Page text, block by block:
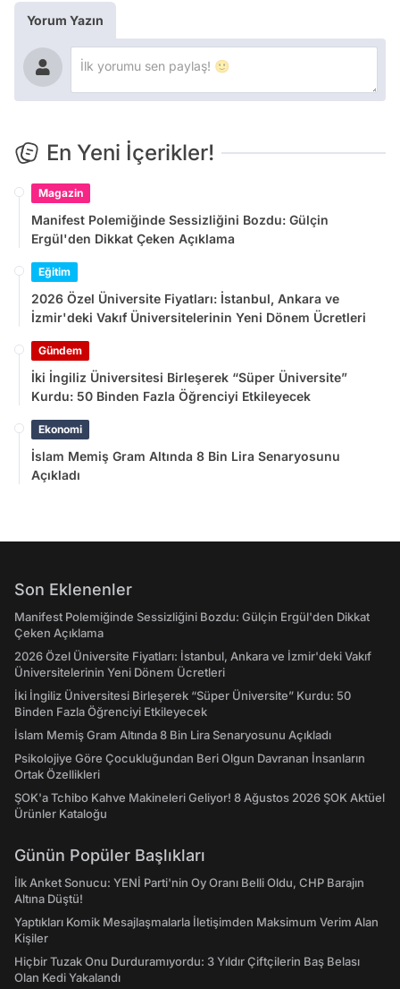
Yorum Yazın
En Yeni İçerikler!
Magazin
Manifest Polemiğinde Sessizliğini Bozdu: Gülçin
Ergül'den Dikkat Çeken Açıklama
Eğitim
2026 Özel Üniversite Fiyatları: İstanbul, Ankara ve
İzmir'deki Vakıf Üniversitelerinin Yeni Dönem Ücretleri
Gündem
İki İngiliz Üniversitesi Birleşerek “Süper Üniversite”
Kurdu: 50 Binden Fazla Öğrenciyi Etkileyecek
Ekonomi
İslam Memiş Gram Altında 8 Bin Lira Senaryosunu
Açıkladı
Son Eklenenler
Manifest Polemiğinde Sessizliğini Bozdu: Gülçin Ergül'den Dikkat
Çeken Açıklama
2026 Özel Üniversite Fiyatları: İstanbul, Ankara ve İzmir'deki Vakıf
Üniversitelerinin Yeni Dönem Ücretleri
İki İngiliz Üniversitesi Birleşerek “Süper Üniversite” Kurdu: 50
Binden Fazla Öğrenciyi Etkileyecek
İslam Memiş Gram Altında 8 Bin Lira Senaryosunu Açıkladı
Psikolojiye Göre Çocukluğundan Beri Olgun Davranan İnsanların
Ortak Özellikleri
ŞOK'a Tchibo Kahve Makineleri Geliyor! 8 Ağustos 2026 ŞOK Aktüel
Ürünler Kataloğu
Günün Popüler Başlıkları
İlk Anket Sonucu: YENİ Parti'nin Oy Oranı Belli Oldu, CHP Barajın
Altına Düştü!
Yaptıkları Komik Mesajlaşmalarla İletişimden Maksimum Verim Alan
Kişiler
Hiçbir Tuzak Onu Durduramıyordu: 3 Yıldır Çiftçilerin Baş Belası
Olan Kedi Yakalandı